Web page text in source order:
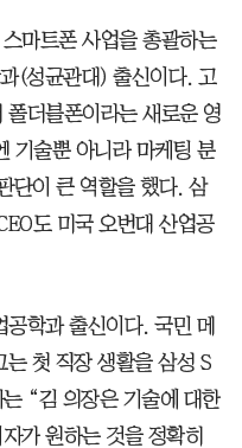
마트폰 사업을 총괄하는
(성균관대) 출신이다. 고
더블폰이라는 새로운 영
기술뿐 아니라 마케팅 분
단이 큰 역할을 했다. 삼
도 미국 오번대 산업공
학과 출신이다. 국민 메
는 첫 직장 생활을 삼성 S
“김 의장은 기술에 대한
가 원하는 것을 정확히